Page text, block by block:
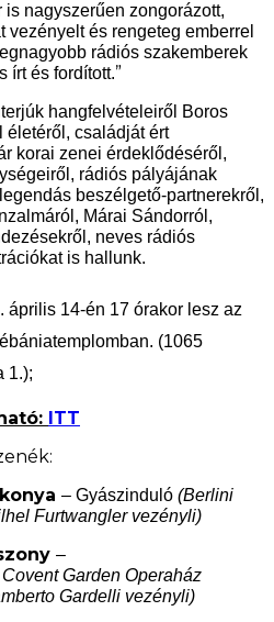
nagyszerűen zongorázott,
és rengeteg emberrel
rádiós szakemberek
írt és fordított.”
hangfelvételeiről Boros
családját ért
korai zenei érdeklődéséről,
rádiós pályájának
beszélgető-partnerekről,
Márai Sándorról,
neves rádiós
is hallunk.
április 14-én 17 órakor lesz az
(1065
1.);
ITT
– Gyászinduló (Berlini
Furtwangler vezényli)
–
Garden Operaház
Gardelli vezényli)